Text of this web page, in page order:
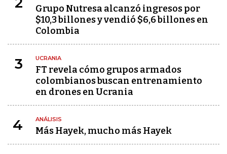
Grupo Nutresa alcanzó ingresos por
$10,3 billones y vendió $6,6 billones en
Colombia
3 UCRANIA
FT revela cómo grupos armados
colombianos buscan entrenamiento
en drones en Ucrania
4 ANÁLISIS
Más Hayek, mucho más Hayek